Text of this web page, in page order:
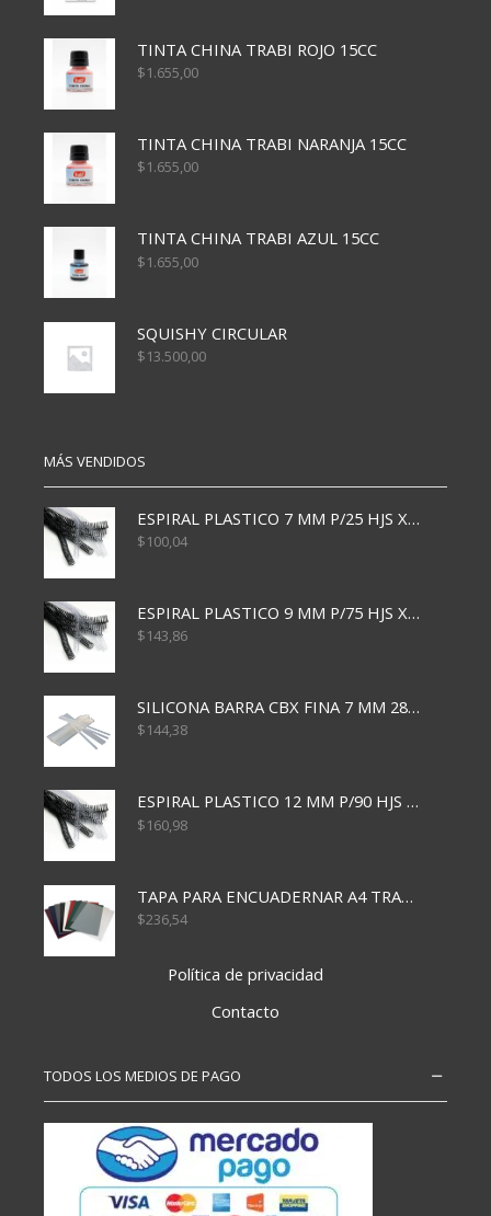
TINTA CHINA TRABI ROJO 15CC
$1.655,00
TINTA CHINA TRABI NARANJA 15CC
$1.655,00
TINTA CHINA TRABI AZUL 15CC
$1.655,00
SQUISHY CIRCULAR
$13.500,00
MÁS VENDIDOS
ESPIRAL PLASTICO 7 MM P/25 HJS X50x3000
$100,04
ESPIRAL PLASTICO 9 MM P/75 HJS X50X2400
$143,86
SILICONA BARRA CBX FINA 7 MM 28 CM
$144,38
ESPIRAL PLASTICO 12 MM P/90 HJS X50X1500
$160,98
TAPA PARA ENCUADERNAR A4 TRANSP x50x500
$236,54
Política de privacidad
Contacto
TODOS LOS MEDIOS DE PAGO